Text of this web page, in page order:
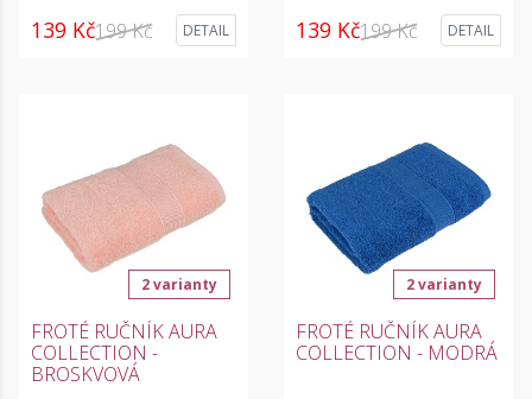
139 Kč199 Kč DETAIL 139 Kč199 Kč DETAIL
2 varianty
FROTÉ RUČNÍK AURA
COLLECTION -
BROSKVOVÁ
2 varianty
FROTÉ RUČNÍK AURA
COLLECTION - MODRÁ